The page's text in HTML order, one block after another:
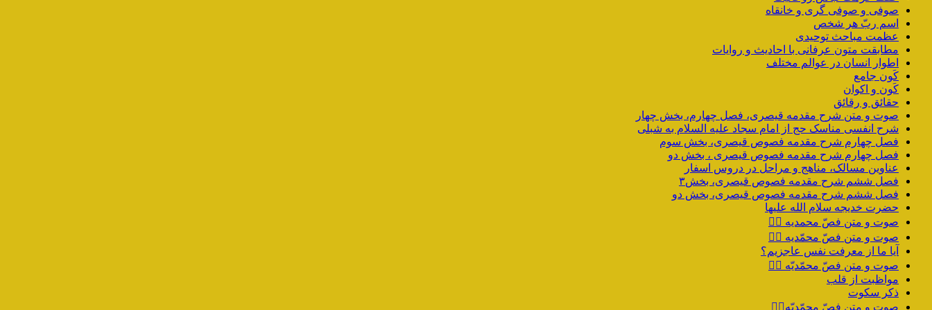
صوفی و صوفی گری و خانقاه
اسم ربّ هر شخص
عظمت مباحث توحیدی
مطابقت متون عرفانی با احادیث و روایات
اطوار انسان در عوالم مختلف
کَون جامع
کَون و اکوان
حقائق و رقائق
صوت و متن شرح مقدمه قیصری، فصل چهارم، بخش چهار
شرح انفسی مناسک حج از امام سجاد علیه السلام به شبلی
فصل چهارم شرح مقدمه فصوص قیصری، بخش سوم
فصل چهارم شرح مقدمه فصوص قیصری ، بخش دو
عناوین مسالک، مناهج و مراحل در دروس اسفار
فصل ششم شرح مقدمه فصوص قیصری، بخش۳
فصل ششم شرح مقدمه فصوص قیصری، بخش دو
حضرت خدیجه سلام الله علیها
صوت و متن فصّ محمدیه ۴️⃣
صوت و متن فصّ محمّدیه ۳️⃣
آیا ما از معرفت نفس عاجزیم؟
صوت و متن فصّ محمّدیّه ۲️⃣
مواظبت از قلب
ذکر سکوت
صوت و متن فصّ محمّدیّه۱️⃣